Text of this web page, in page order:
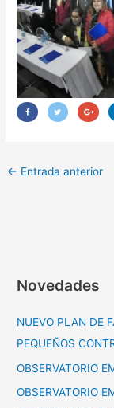
← Entrada anterior
Novedades
NUEVO PLAN DE
PEQUEÑOS
OBSERVATORIO
OBSERVATORIO